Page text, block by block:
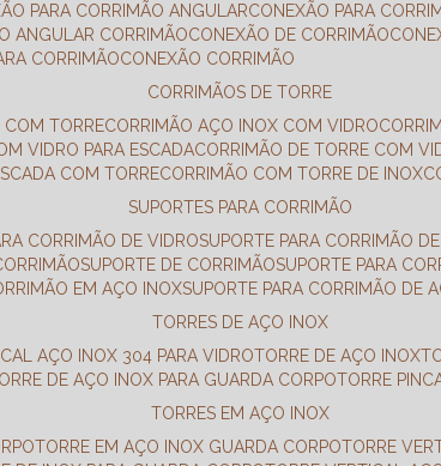
PARA CORRIMÃO ANGULAR CONEXÃO PARA
ANGULAR CORRIMÃO CONEXÃO DE CORRIMÃO
CORRIMÃO
CONEXÃO CORRIMÃO
CORRIMÃOS DE TORRE
COM TORRE CORRIMÃO AÇO INOX COM VIDRO
VIDRO PARA ESCADA CORRIMÃO DE TORRE COM
COM TORRE CORRIMÃO COM TORRE DE INOX
SUPORTES PARA CORRIMÃO
CORRIMÃO DE VIDRO SUPORTE PARA CORRIMÃO
SUPORTE DE CORRIMÃO SUPORTE PARA
EM AÇO INOX SUPORTE PARA CORRIMÃO DE
TORRES DE AÇO INOX
AÇO INOX 304 PARA VIDRO TORRE DE AÇO INOX
TORRE DE AÇO INOX PARA GUARDA CORPO TORRE
TORRES EM AÇO INOX
TORRE EM AÇO INOX GUARDA CORPO TORRE